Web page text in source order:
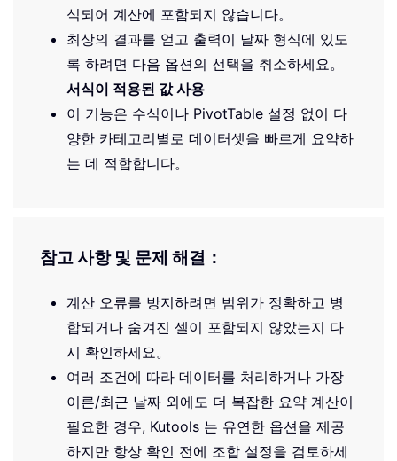
식되어 계산에 포함되지 않습니다。
최상의 결과를 얻고 출력이 날짜 형식에 있도
록 하려면 다음 옵션의 선택을 취소하세요。
서식이 적용된 값 사용
이 기능은 수식이나 PivotTable 설정 없이 다
양한 카테고리별로 데이터셋을 빠르게 요약하
는 데 적합합니다。
참고 사항 및 문제 해결：
계산 오류를 방지하려면 범위가 정확하고 병
합되거나 숨겨진 셀이 포함되지 않았는지 다
시 확인하세요。
여러 조건에 따라 데이터를 처리하거나 가장
이른/최근 날짜 외에도 더 복잡한 요약 계산이
필요한 경우, Kutools 는 유연한 옵션을 제공
하지만 항상 확인 전에 조합 설정을 검토하세